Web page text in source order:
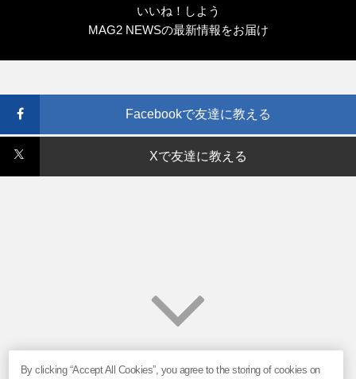
いいね！しよう
MAG2 NEWSの最新情報をお届け
Facebookで友達に教える
Xで友達に教える
By clicking “Accept All Cookies”, you agree to the storing of cookies on